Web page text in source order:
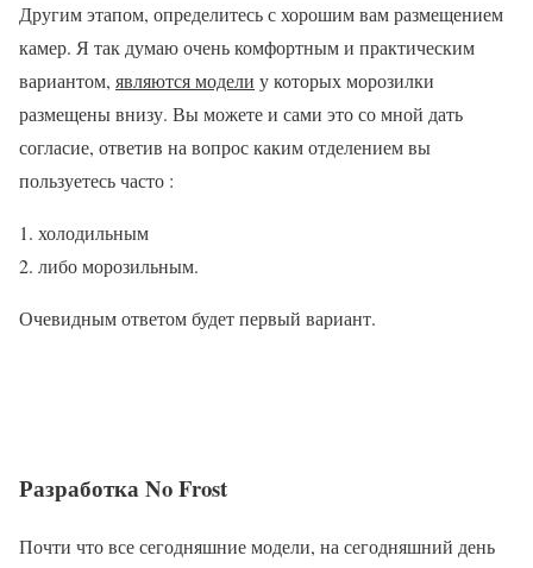
Другим этапом, определитесь с хорошим вам размещением
камер. Я так думаю очень комфортным и практическим
вариантом, являются модели у которых морозилки
размещены внизу. Вы можете и сами это со мной дать
согласие, ответив на вопрос каким отделением вы
пользуетесь часто :
холодильным
либо морозильным.
Очевидным ответом будет первый вариант.
Разработка No Frost
Почти что все сегодняшние модели, на сегодняшний день